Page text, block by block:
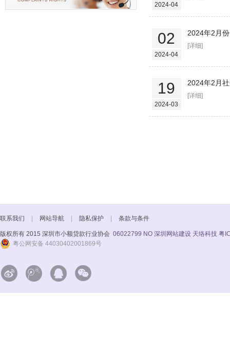
2024-04
02
2024-04
2024年2月
[详细]
19
2024-03
2024年2月
[详细]
联系我们 网站导航 隐私保护 条款与条件
版权所有 2015 深圳市小额贷款行业协会 06022799 NO 深圳网站建设 天络科技 粤
粤公网安备 44030402001869号
   